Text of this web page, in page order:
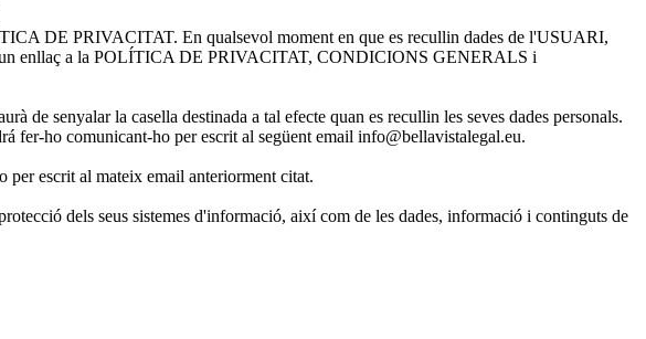
DE PRIVACITAT. En qualsevol moment en que es recullin dades de l'USUARI,
un enllaç a la POLÍTICA DE PRIVACITAT, CONDICIONS GENERALS i
de senyalar la casella destinada a tal efecte quan es recullin les seves dades personals.
fer-ho comunicant-ho per escrit al següent email info@bellavistalegal.eu.
escrit al mateix email anteriorment citat.
dels seus sistemes d'informació, així com de les dades, informació i continguts de